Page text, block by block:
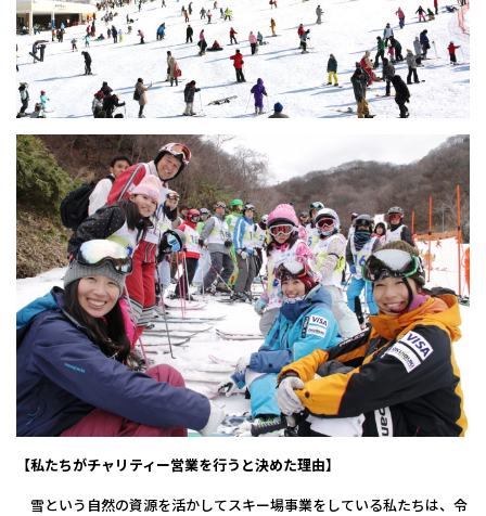
【私たちがチャリティー営業を行うと決めた理由】
雪という自然の資源を活かしてスキー場事業をしている私たちは、令